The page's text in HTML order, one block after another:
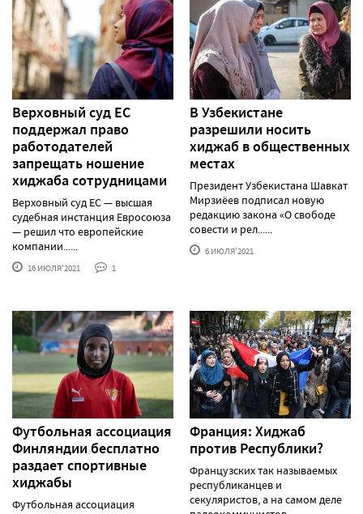
Верховный суд ЕС
поддержал право
работодателей
запрещать ношение
хиджаба сотрудницами
Верховный суд ЕС — высшая
судебная инстанция Евросоюза
— решил что европейские
компании......
16 ИЮЛЯ'2021 1
В Узбекистане
разрешили носить
хиджаб в общественных
местах
Президент Узбекистана Шавкат
Мирзиёев подписал новую
редакцию закона «О свободе
совести и рел......
6 ИЮЛЯ'2021
Футбольная ассоциация
Финляндии бесплатно
раздает спортивные
хиджабы
Футбольная ассоциация
Франция: Хиджаб
против Республики?
Французских так называемых
республиканцев и
секуляристов, а на самом деле